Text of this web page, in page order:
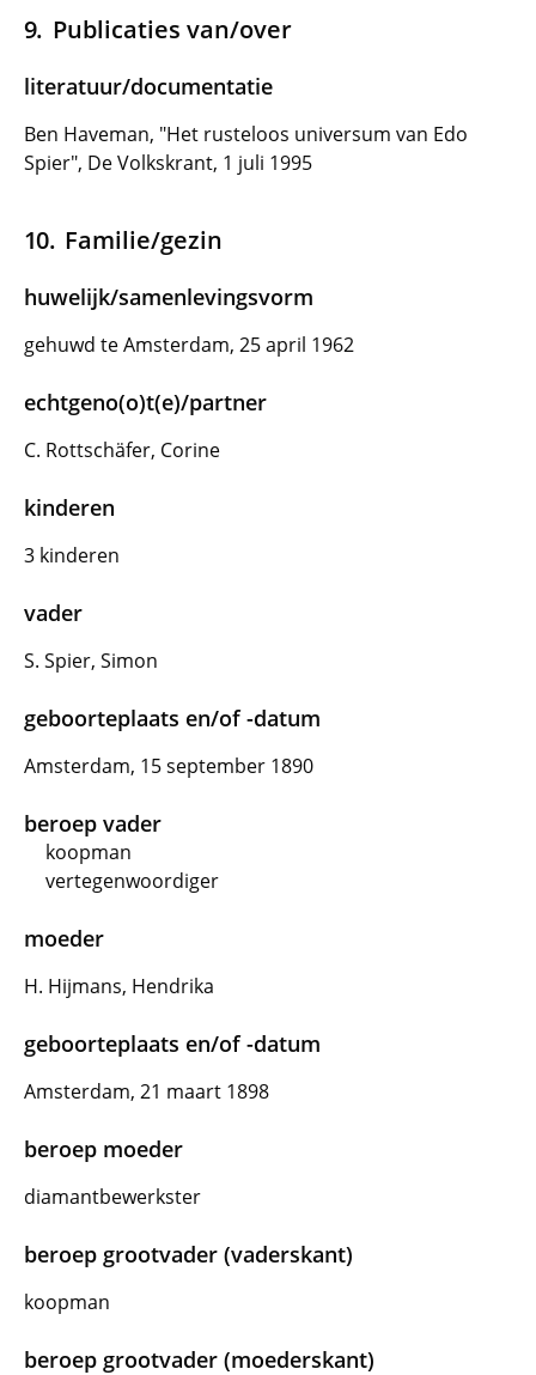
Publicaties van/over
literatuur/documentatie
Ben Haveman, "Het rusteloos universum van Edo
Spier", De Volkskrant, 1 juli 1995
Familie/gezin
huwelijk/samenlevingsvorm
gehuwd te Amsterdam, 25 april 1962
echtgeno(o)t(e)/partner
C. Rottschäfer, Corine
kinderen
3 kinderen
vader
S. Spier, Simon
geboorteplaats en/of -datum
Amsterdam, 15 september 1890
beroep vader
koopman
vertegenwoordiger
moeder
H. Hijmans, Hendrika
geboorteplaats en/of -datum
Amsterdam, 21 maart 1898
beroep moeder
diamantbewerkster
beroep grootvader (vaderskant)
koopman
beroep grootvader (moederskant)